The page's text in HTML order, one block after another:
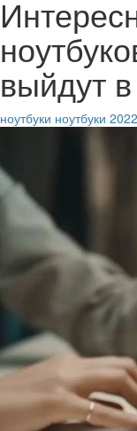
выйдут
ноутбуки ноутбуки 2022